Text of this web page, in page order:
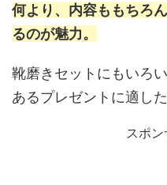
何より、内容ももちろ
るのが魅力。
靴磨きセットにもいろ
あるプレゼントに適し
スポ